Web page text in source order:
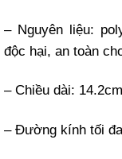
– Nguyên liệu:
độc hại, an toàn
– Chiều dài: 14.2cm
– Đường kính tối